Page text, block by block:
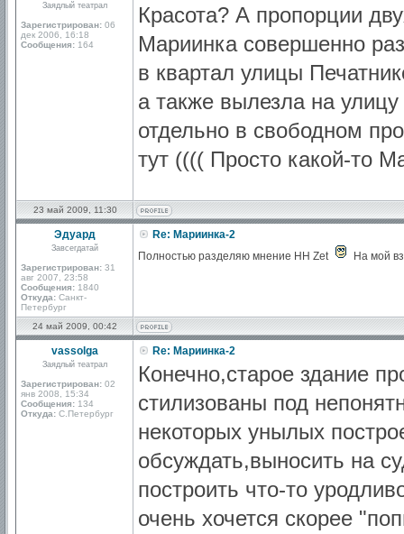
Заядлый театрал
Зарегистрирован: 06
дек 2006, 16:18
Сообщения: 164
Красота? А пропорции
Мариинка совершенно
в квартал улицы
а также вылезла на
отдельно в свободном
тут (((( Просто какой-то
23 май 2009, 11:30
Эдуард
Завсегдатай
Зарегистрирован: 31
авг 2007, 23:58
Сообщения: 1840
Откуда: Санкт-
Петербург
Re: Мариинка-2
Полностью разделяю мнение HH Zet
На мой
24 май 2009, 00:42
vassolga
Заядлый театрал
Зарегистрирован: 02
янв 2008, 15:34
Сообщения: 134
Откуда: С.Петербург
Re: Мариинка-2
Конечно,старое здание
стилизованы под
некоторых унылых
обсуждать,выносить на
построить что-то
очень хочется скорее